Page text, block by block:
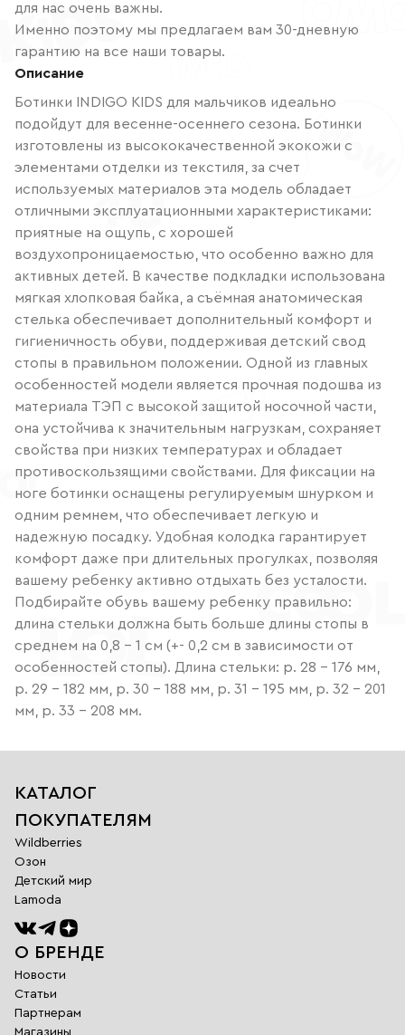
для нас очень важны.
Именно поэтому мы предлагаем вам 30-дневную
гарантию на все наши товары.
Описание
Ботинки INDIGO KIDS для мальчиков идеально
подойдут для весенне-осеннего сезона. Ботинки
изготовлены из высококачественной экокожи с
элементами отделки из текстиля, за счет
используемых материалов эта модель обладает
отличными эксплуатационными характеристиками:
приятные на ощупь, с хорошей
воздухопроницаемостью, что особенно важно для
активных детей. В качестве подкладки использована
мягкая хлопковая байка, а съёмная анатомическая
стелька обеспечивает дополнительный комфорт и
гигиеничность обуви, поддерживая детский свод
стопы в правильном положении. Одной из главных
особенностей модели является прочная подошва из
материала ТЭП с высокой защитой носочной части,
она устойчива к значительным нагрузкам, сохраняет
свойства при низких температурах и обладает
противоскользящими свойствами. Для фиксации на
ноге ботинки оснащены регулируемым шнурком и
одним ремнем, что обеспечивает легкую и
надежную посадку. Удобная колодка гарантирует
комфорт даже при длительных прогулках, позволяя
вашему ребенку активно отдыхать без усталости.
Подбирайте обувь вашему ребенку правильно:
длина стельки должна быть больше длины стопы в
среднем на 0,8 - 1 см (+- 0,2 см в зависимости от
особенностей стопы). Длина стельки: р. 28 - 176 мм,
р. 29 - 182 мм, р. 30 - 188 мм, р. 31 - 195 мм, р. 32 - 201
мм, р. 33 - 208 мм.
КАТАЛОГ
ПОКУПАТЕЛЯМ
Wildberries
Озон
Детский мир
Lamoda
О БРЕНДЕ
Новости
Статьи
Партнерам
Магазины